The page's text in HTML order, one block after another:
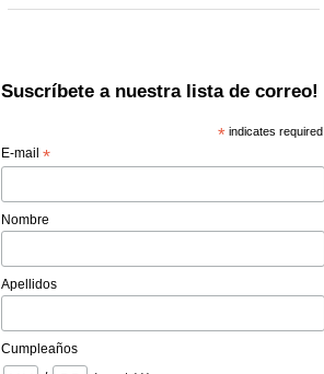
Suscríbete a nuestra lista de correo!
*indicates required
E-mail*
Nombre
Apellidos
Cumpleaños